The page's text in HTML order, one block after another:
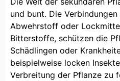
und bunt. Die
Abwehrstoff oder
Bitterstoffe, schützen die
Schädlingen oder
beispielweise locken
Verbreitung der Pflanze zu